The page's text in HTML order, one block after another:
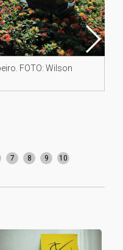
FOTO: Wilson
7 8 9 10